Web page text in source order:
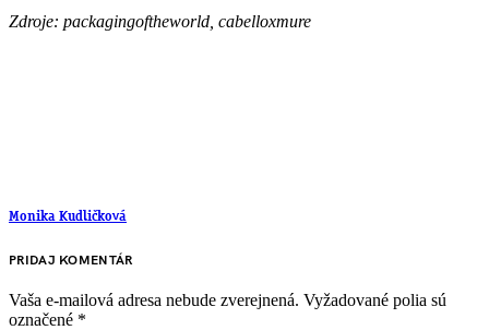
Zdroje: packagingoftheworld, cabelloxmure
Monika Kudličková
PRIDAJ KOMENTÁR
Vaša e-mailová adresa nebude zverejnená. Vyžadované polia sú
označené *